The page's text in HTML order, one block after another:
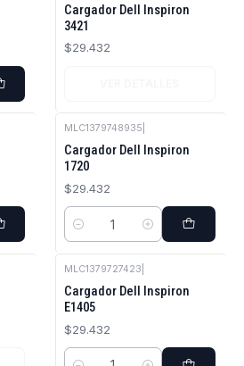
Cargador Dell Inspiron
3421
$29.432
MLC1379748935
Cargador Dell Inspiron
1720
$29.432
Cantidad
MLC1379727423
Cargador Dell Inspiron
E1405
$29.432